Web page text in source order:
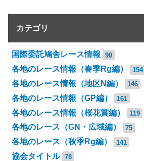
カテゴリ
国際委託鳩舎レース情報 90
各地のレース情報（春季Rg編） 154
各地のレース情報（地区N編） 146
各地のレース情報（GP編） 161
各地のレース情報（桜花賞編） 119
各地のレース（GN・広域編） 75
各地のレース（秋季Rg編） 141
協会タイトル 78